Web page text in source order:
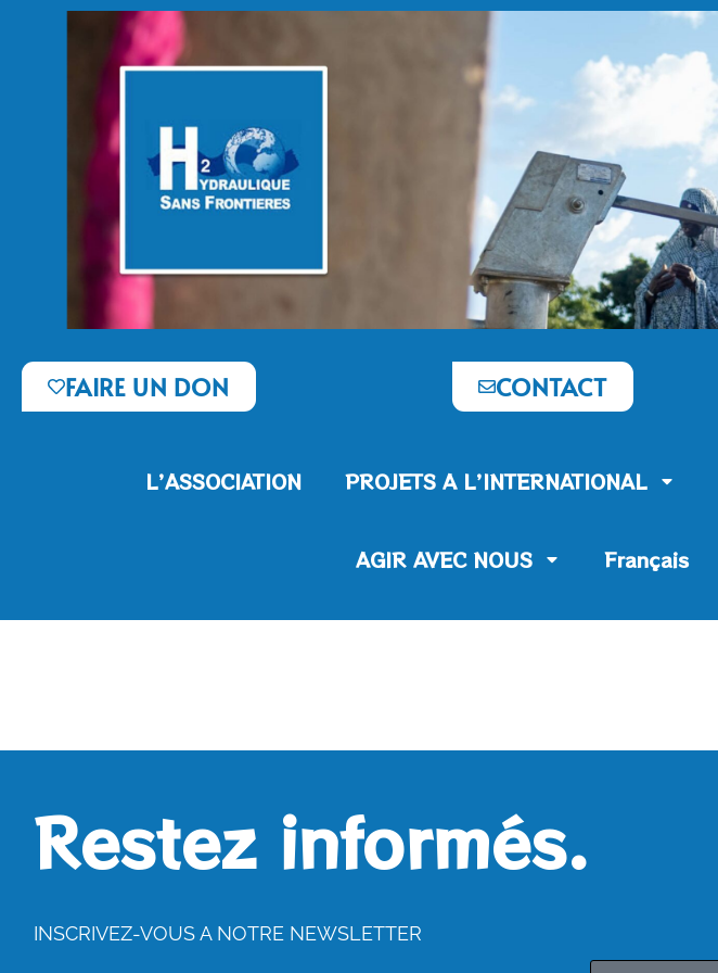
FAIRE UN DON CONTACT
L’ASSOCIATION PROJETS A L’INTERNATIONAL
AGIR AVEC NOUS Français
Restez informés.
INSCRIVEZ-VOUS A NOTRE NEWSLETTER